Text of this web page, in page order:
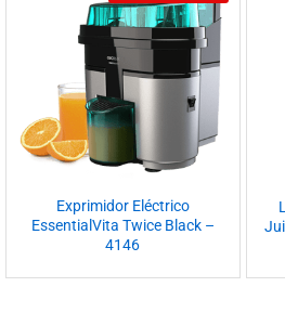
Exprimidor Eléctrico
EssentialVita Twice Black –
4146